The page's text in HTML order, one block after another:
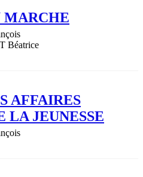
MARCHE
Béatrice
AFFAIRES
LA JEUNESSE